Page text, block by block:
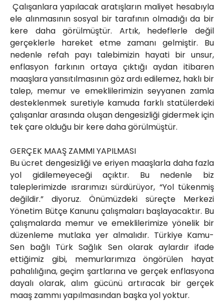
Çalışanlara yapılacak aratışların maliyet hesabıyla
ele alınmasının sosyal bir tarafının olmadığı da bir
kere daha görülmüştür. Artık, hedeflerle değil
gerçeklerle hareket etme zamanı gelmiştir. Bu
nedenle refah payı talebimizin hayati bir unsur,
enflasyon farkının ortaya çıktığı aydan itibaren
maaşlara yansıtılmasının göz ardı edilemez, haklı bir
talep, memur ve emeklilerimizin seyyanen zamla
desteklenmek suretiyle kamuda farklı statülerdeki
çalışanlar arasında oluşan dengesizliği gidermek için
tek çare olduğu bir kere daha görülmüştür.
GERÇEK MAAŞ ZAMMI YAPILMASI
Bu ücret dengesizliği ve eriyen maaşlarla daha fazla
yol gidilemeyeceği açıktır. Bu nedenle biz
taleplerimizde ısrarımızı sürdürüyor, “Yol tükenmiş
değildir.” diyoruz. Önümüzdeki süreçte Merkezi
Yönetim Bütçe Kanunu çalışmaları başlayacaktır. Bu
çalışmalarda memur ve emeklilerimize yönelik bir
düzenleme mutlaka yer almalıdır. Türkiye Kamu-
Sen bağlı Türk Sağlık Sen olarak aylardır ifade
ettiğimiz gibi, memurlarımıza öngörülen hayat
pahalılığına, geçim şartlarına ve gerçek enflasyona
dayalı olarak, alım gücünü artıracak bir gerçek
maaş zammı yapılmasından başka yol yoktur.